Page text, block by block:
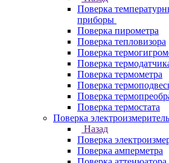
Поверка
приборы
Поверка пирометра
Поверка тепловизора
Поверка
Поверка
Поверка термометра
Поверка
Поверка
Поверка термостата
Поверка
Назад
Поверка
Поверка амперметра